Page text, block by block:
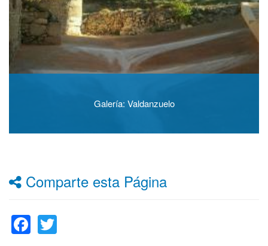
Galería: Valdanzuelo
Comparte esta Página
Facebook